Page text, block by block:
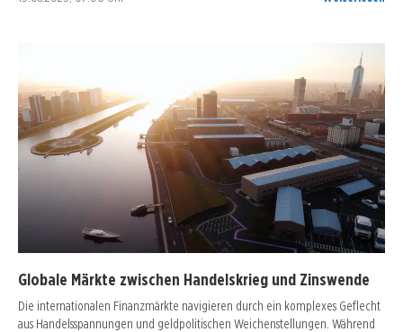
Globale Märkte zwischen Handelskrieg und Zinswende
Die internationalen Finanzmärkte navigieren durch ein komplexes Geflecht
aus Handelsspannungen und geldpolitischen Weichenstellungen. Während